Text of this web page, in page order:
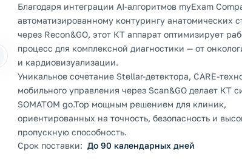
Благодаря интеграции AI-алгоритмов myExam
автоматизированному контурингу анатомических
через Recon&GO, этот КТ аппарат оптимизирует
процесс для комплексной диагностики — от
и кардиовизуализации.
Уникальное сочетание Stellar-детектора, CARE-
мобильного управления через Scan&GO делает КТ
SOMATOM go.Top мощным решением для клиник,
ориентированных на точность, безопасность и
пропускную способность.
Срок поставки: До 90 календарных дней